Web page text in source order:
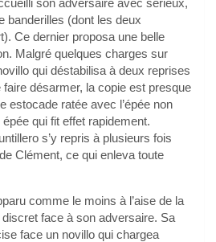
banderilles (dont les deux
Ce dernier proposa une belle
Malgré quelques charges sur
qui déstabilisa à deux reprises
désarmer, la copie est presque
estocade ratée avec l’épée non
qui fit effet rapidement.
s’y repris à plusieurs fois
Clément, ce qui enleva toute
comme le moins à l’aise de la
face à son adversaire. Sa
face un novillo qui chargea